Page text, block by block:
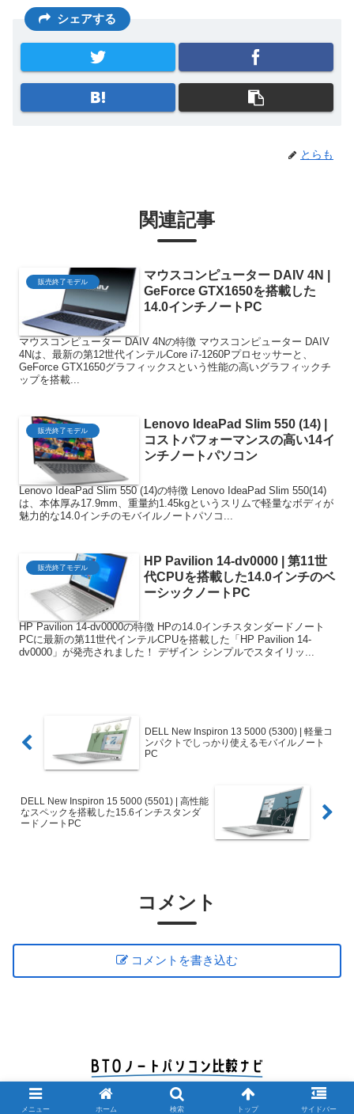
シェアする
とらも
関連記事
販売終了モデル
マウスコンピューター DAIV 4N |
GeForce GTX1650を搭載した
14.0インチノートPC
マウスコンピューター DAIV 4Nの特徴 マウスコンピューター DAIV
4Nは、最新の第12世代インテルCore i7-1260Pプロセッサーと、
GeForce GTX1650グラフィックスという性能の高いグラフィックチ
ップを搭載...
販売終了モデル
Lenovo IdeaPad Slim 550 (14) |
コストパフォーマンスの高い14イ
ンチノートパソコン
Lenovo IdeaPad Slim 550 (14)の特徴 Lenovo IdeaPad Slim 550(14)
は、本体厚み17.9mm、重量約1.45kgというスリムで軽量なボディが
魅力的な14.0インチのモバイルノートパソコ...
販売終了モデル
HP Pavilion 14-dv0000 | 第11世
代CPUを搭載した14.0インチのベ
ーシックノートPC
HP Pavilion 14-dv0000の特徴 HPの14.0インチスタンダードノート
PCに最新の第11世代インテルCPUを搭載した「HP Pavilion 14-
dv0000」が発売されました！ デザイン シンプルでスタイリッ...
DELL New Inspiron 13 5000 (5300) | 軽量コ
ンパクトでしっかり使えるモバイルノート
PC
DELL New Inspiron 15 5000 (5501) | 高性能
なスペックを搭載した15.6インチスタンダ
ードノートPC
コメント
コメントを書き込む
© 2012 BTOノートパソコン比較ナビ.
メニュー ホーム 検索 トップ サイドバー